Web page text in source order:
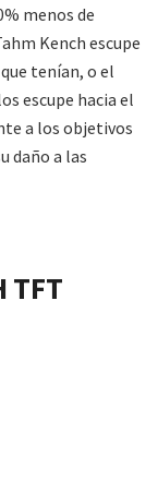
menos de
Kench escupe
tenían, o el
escupe hacia el
a los objetivos
daño a las
TFT